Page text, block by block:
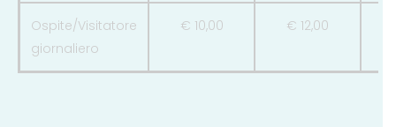
Ospite/Visitatore
giornaliero
€ 10,00 € 12,00